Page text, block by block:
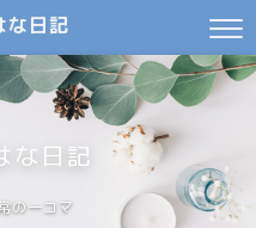
な日記
な日記
の一コマ